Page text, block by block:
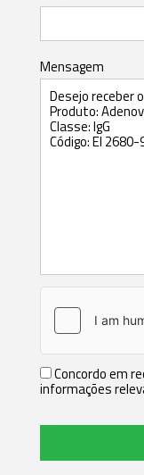
Mensagem
Concordo em
informações